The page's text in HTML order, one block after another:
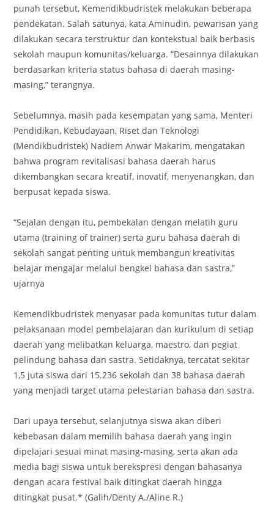
punah tersebut, Kemendikbudristek melakukan beberapa
pendekatan. Salah satunya, kata Aminudin, pewarisan yang
dilakukan secara terstruktur dan kontekstual baik berbasis
sekolah maupun komunitas/keluarga. “Desainnya dilakukan
berdasarkan kriteria status bahasa di daerah masing-
masing,” terangnya.
Sebelumnya, masih pada kesempatan yang sama, Menteri
Pendidikan, Kebudayaan, Riset dan Teknologi
(Mendikbudristek) Nadiem Anwar Makarim, mengatakan
bahwa program revitalisasi bahasa daerah harus
dikembangkan secara kreatif, inovatif, menyenangkan, dan
berpusat kepada siswa.
“Sejalan dengan itu, pembekalan dengan melatih guru
utama (training of trainer) serta guru bahasa daerah di
sekolah sangat penting untuk membangun kreativitas
belajar mengajar melalui bengkel bahasa dan sastra,”
ujarnya
Kemendikbudristek menyasar pada komunitas tutur dalam
pelaksanaan model pembelajaran dan kurikulum di setiap
daerah yang melibatkan keluarga, maestro, dan pegiat
pelindung bahasa dan sastra. Setidaknya, tercatat sekitar
1,5 juta siswa dari 15.236 sekolah dan 38 bahasa daerah
yang menjadi target utama pelestarian bahasa dan sastra.
Dari upaya tersebut, selanjutnya siswa akan diberi
kebebasan dalam memilih bahasa daerah yang ingin
dipelajari sesuai minat masing-masing, serta akan ada
media bagi siswa untuk berekspresi dengan bahasanya
dengan acara festival baik ditingkat daerah hingga
ditingkat pusat.* (Galih/Denty A./Aline R.)